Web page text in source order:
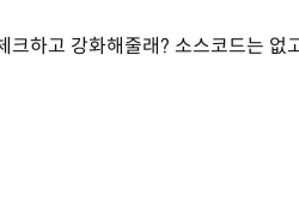
하고 강화해줄래? 소스코드는 없